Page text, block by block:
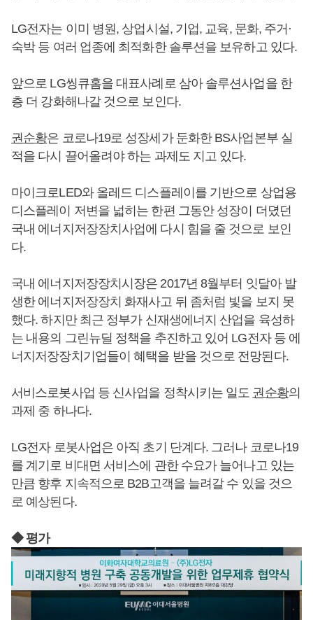
LG전자는 이미 병원, 상업시설, 기업, 교육, 문화, 주거·
숙박 등 여러 업종에 최적화한 솔루션을 보유하고 있다.
앞으로 LG씽큐홈을 대표사례로 삼아 솔루션사업을 한
층 더 강화해나갈 것으로 보인다.
권순황은 코로나19로 성장세가 둔화한 BS사업본부 실
적을 다시 끌어올려야 하는 과제도 지고 있다.
마이크로LED와 올레드 디스플레이를 기반으로 상업용
디스플레이 저변을 넓히는 한편 그동안 성장이 더뎠던
국내 에너지저장장치사업에 다시 힘을 줄 것으로 보인
다.
국내 에너지저장장치시장은 2017년 8월부터 잇달아 발
생한 에너지저장장치 화재사고 뒤 좀처럼 빛을 보지 못
했다. 하지만 최근 정부가 신재생에너지 산업을 육성하
는 내용의 그린뉴딜 정책을 추진하고 있어 LG전자 등 에
너지저장장치기업들이 혜택을 받을 것으로 전망된다.
서비스로봇사업 등 신사업을 정착시키는 일도 권순황의
과제 중 하나다.
LG전자 로봇사업은 아직 초기 단계다. 그러나 코로나19
를 계기로 비대면 서비스에 관한 수요가 늘어나고 있는
만큼 향후 지속적으로 B2B고객을 늘려갈 수 있을 것으
로 예상된다.
◆ 평가